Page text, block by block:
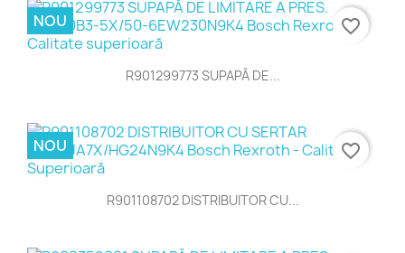
R901299773 SUPAPĂ DE...
NOU favorite_border
R901108702 DISTRIBUITOR CU...
NOU favorite_border